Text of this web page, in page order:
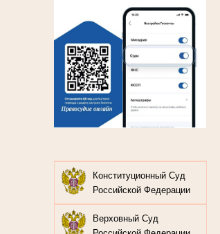
Конституционный Суд
Российской Федерации
Верховный Суд